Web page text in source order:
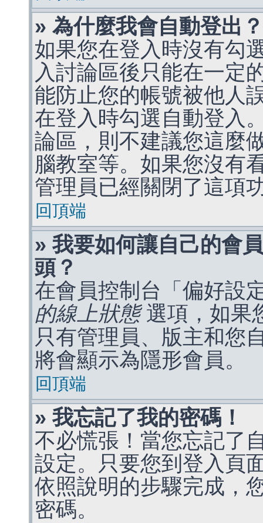
» 為什麼我會自動登出？
如果您在登入時沒有勾
入討論區後只能在一定
能防止您的帳號被他人
在登入時勾選自動登入
論區，則不建議您這麼
腦教室等。如果您沒有
管理員已經關閉了這項
回頂端
» 我要如何讓自己的會
頭？
在會員控制台「偏好設
的線上狀態選項，如果
只有管理員、版主和您
將會顯示為隱形會員。
回頂端
» 我忘記了我的密碼！
不必慌張！當您忘記了
設定。只要您到登入頁
依照說明的步驟完成，
密碼。